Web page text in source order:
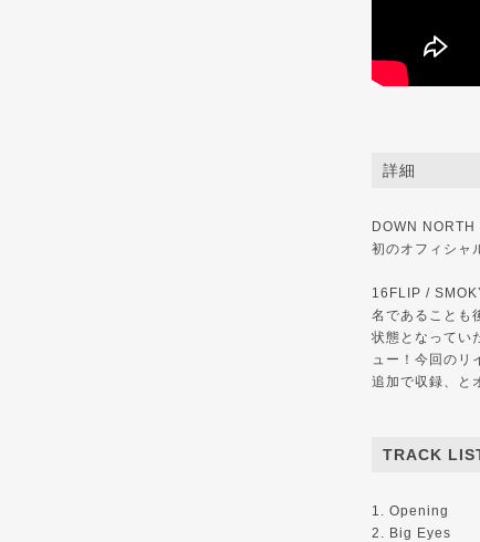
詳細
DOWN NORTH
初のオフィシャ
16FLIP /
名であることも
状態となって
ュー！今回のリ
追加で収録、と
TRACK
1. Opening
2. Big Eyes